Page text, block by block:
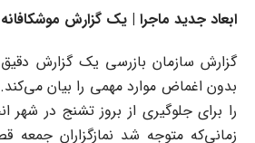
ابعاد جدید ماجرا | یک گزارش موشکافانه
گزارش سازمان بازرسی یک گزارش
بدون اغماض موارد مهمی را بیان
را برای جلوگیری از بروز تشنج در شهر
زمانی‌که متوجه شد نمازگزاران جمعه